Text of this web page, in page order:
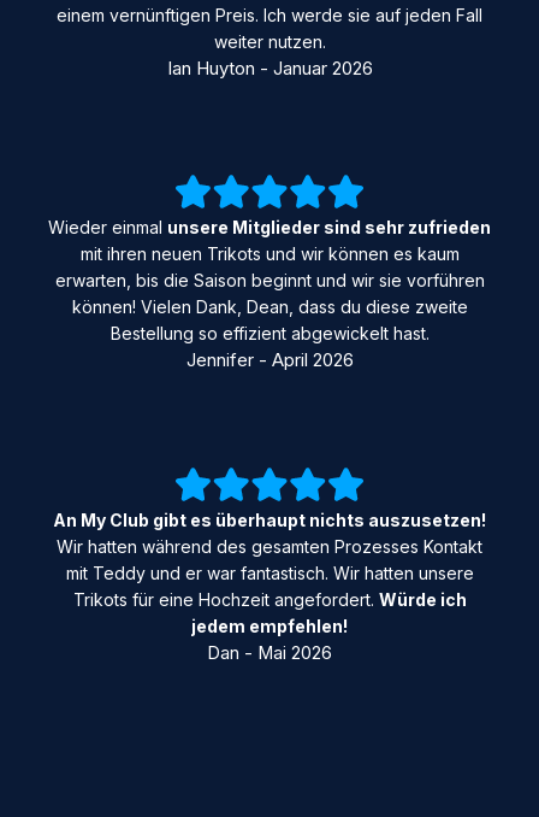
einem vernünftigen Preis. Ich werde sie auf jeden Fall
weiter nutzen.
Ian Huyton - Januar 2026
Wieder einmal unsere Mitglieder sind sehr zufrieden
mit ihren neuen Trikots und wir können es kaum
erwarten, bis die Saison beginnt und wir sie vorführen
können! Vielen Dank, Dean, dass du diese zweite
Bestellung so effizient abgewickelt hast.
Jennifer - April 2026
An My Club gibt es überhaupt nichts auszusetzen!
Wir hatten während des gesamten Prozesses Kontakt
mit Teddy und er war fantastisch. Wir hatten unsere
Trikots für eine Hochzeit angefordert. Würde ich
jedem empfehlen!
Dan - Mai 2026